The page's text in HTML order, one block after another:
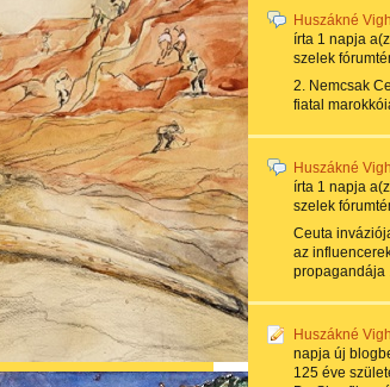
Huszákné
írta 1 napja
szelek
2. Nemcsak
fiatal
Huszákné
írta 1 napja
szelek
Ceuta
az
propagandája
Huszákné
napja új
125 éve